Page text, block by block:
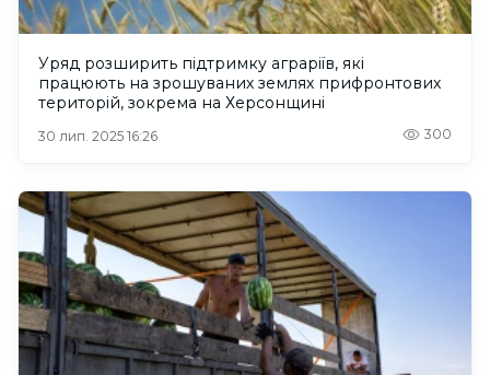
Уряд розширить підтримку аграріїв, які
працюють на зрошуваних землях прифронтових
територій, зокрема на Херсонщині
30 лип. 2025 16:26 300